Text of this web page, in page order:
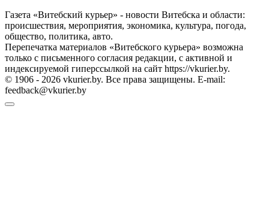
Газета «Витебский курьер» - новости Витебска и области:
происшествия, мероприятия, экономика, культура, погода,
общество, политика, авто.
Перепечатка материалов «Витебского курьера» возможна
только с письменного согласия редакции, с активной и
индексируемой гиперссылкой на сайт https://vkurier.by.
© 1906 - 2026 vkurier.by. Все права защищены. E-mail:
feedback@vkurier.by